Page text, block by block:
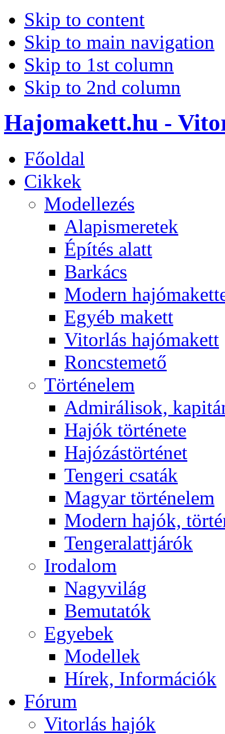
Skip to content
Skip to main navigation
Skip to 1st column
Skip to 2nd column
Hajomakett.hu -
Főoldal
Cikkek
Modellezés
Alapismeretek
Építés alatt
Barkács
Modern
Egyéb makett
Vitorlás hajómakett
Roncstemető
Történelem
Admirálisok,
Hajók története
Hajózástörténet
Tengeri csaták
Magyar történelem
Modern hajók,
Tengeralattjárók
Irodalom
Nagyvilág
Bemutatók
Egyebek
Modellek
Hírek, Információk
Fórum
Vitorlás hajók